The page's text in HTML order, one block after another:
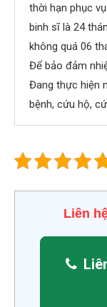
thời hạn phục
binh sĩ là 24
không quá 06
Để bảo đảm
Đang thực hiện
bệnh, cứu hộ,
Liên